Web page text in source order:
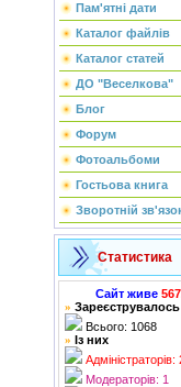
Пам'ятні дати
Каталог файлів
Каталог статей
ДО "Веселкова"
Блог
Форум
Фотоальбоми
Гостьова книга
Зворотній
Статистика
Сайт живе
» Зареєструвалось
Всього: 1068
» Із них
Адміністраторів:
Модераторів: 1